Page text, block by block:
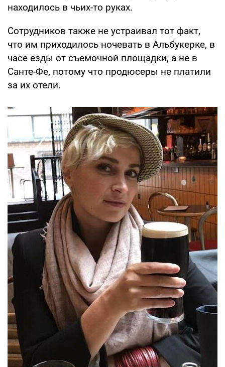
находилось в чьих-то руках.
Сотрудников также не устраивал тот факт,
что им приходилось ночевать в Альбукерке, в
часе езды от съемочной площадки, а не в
Санте-Фе, потому что продюсеры не платили
за их отели.